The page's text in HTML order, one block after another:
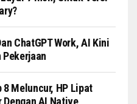
ChatGPT Work, AI Kini
8 Meluncur, HP Lipat
AI Native